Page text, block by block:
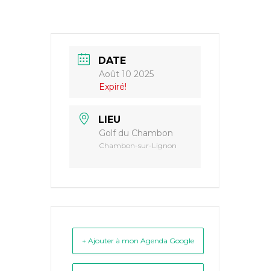
DATE
Août 10 2025
Expiré!
LIEU
Golf du Chambon
Chambon-sur-Lignon
+ Ajouter à mon Agenda Google